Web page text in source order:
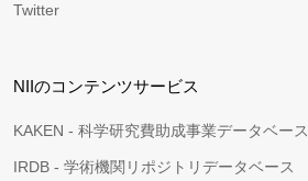
Twitter
NIIのコンテンツサービス
KAKEN - 科学研究費助成事業データベース
IRDB - 学術機関リポジトリデータベース